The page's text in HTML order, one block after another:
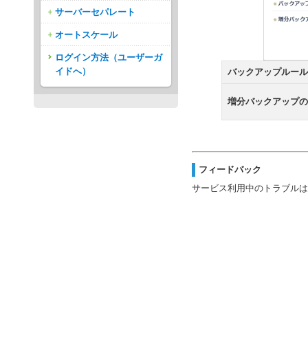
バックアップルー
増分バックアップ
フィードバック
サービス利用中のトラブル
サーバーセパレート
オートスケール
ログイン方法（ユーザーガ
イドへ）